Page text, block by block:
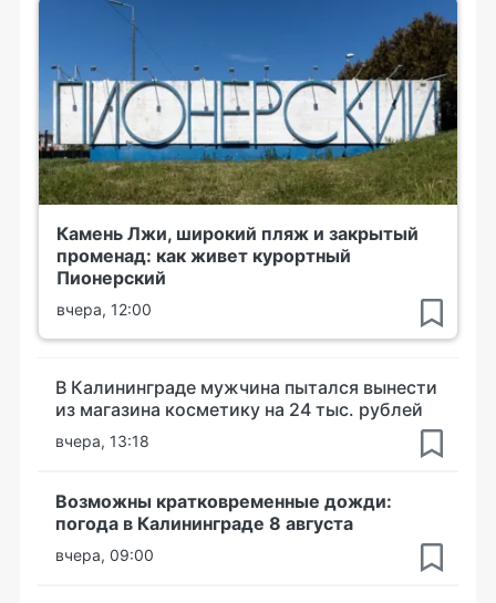
Камень Лжи, широкий пляж и закрытый
променад: как живет курортный
Пионерский
вчера, 12:00
В Калининграде мужчина пытался вынести
из магазина косметику на 24 тыс. рублей
вчера, 13:18
Возможны кратковременные дожди:
погода в Калининграде 8 августа
вчера, 09:00